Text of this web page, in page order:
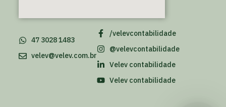
/velevcontabilidade
@velevcontabilidade
Velev contabilidade
Velev contabilidade
47 3028 1483
velev@velev.com.br